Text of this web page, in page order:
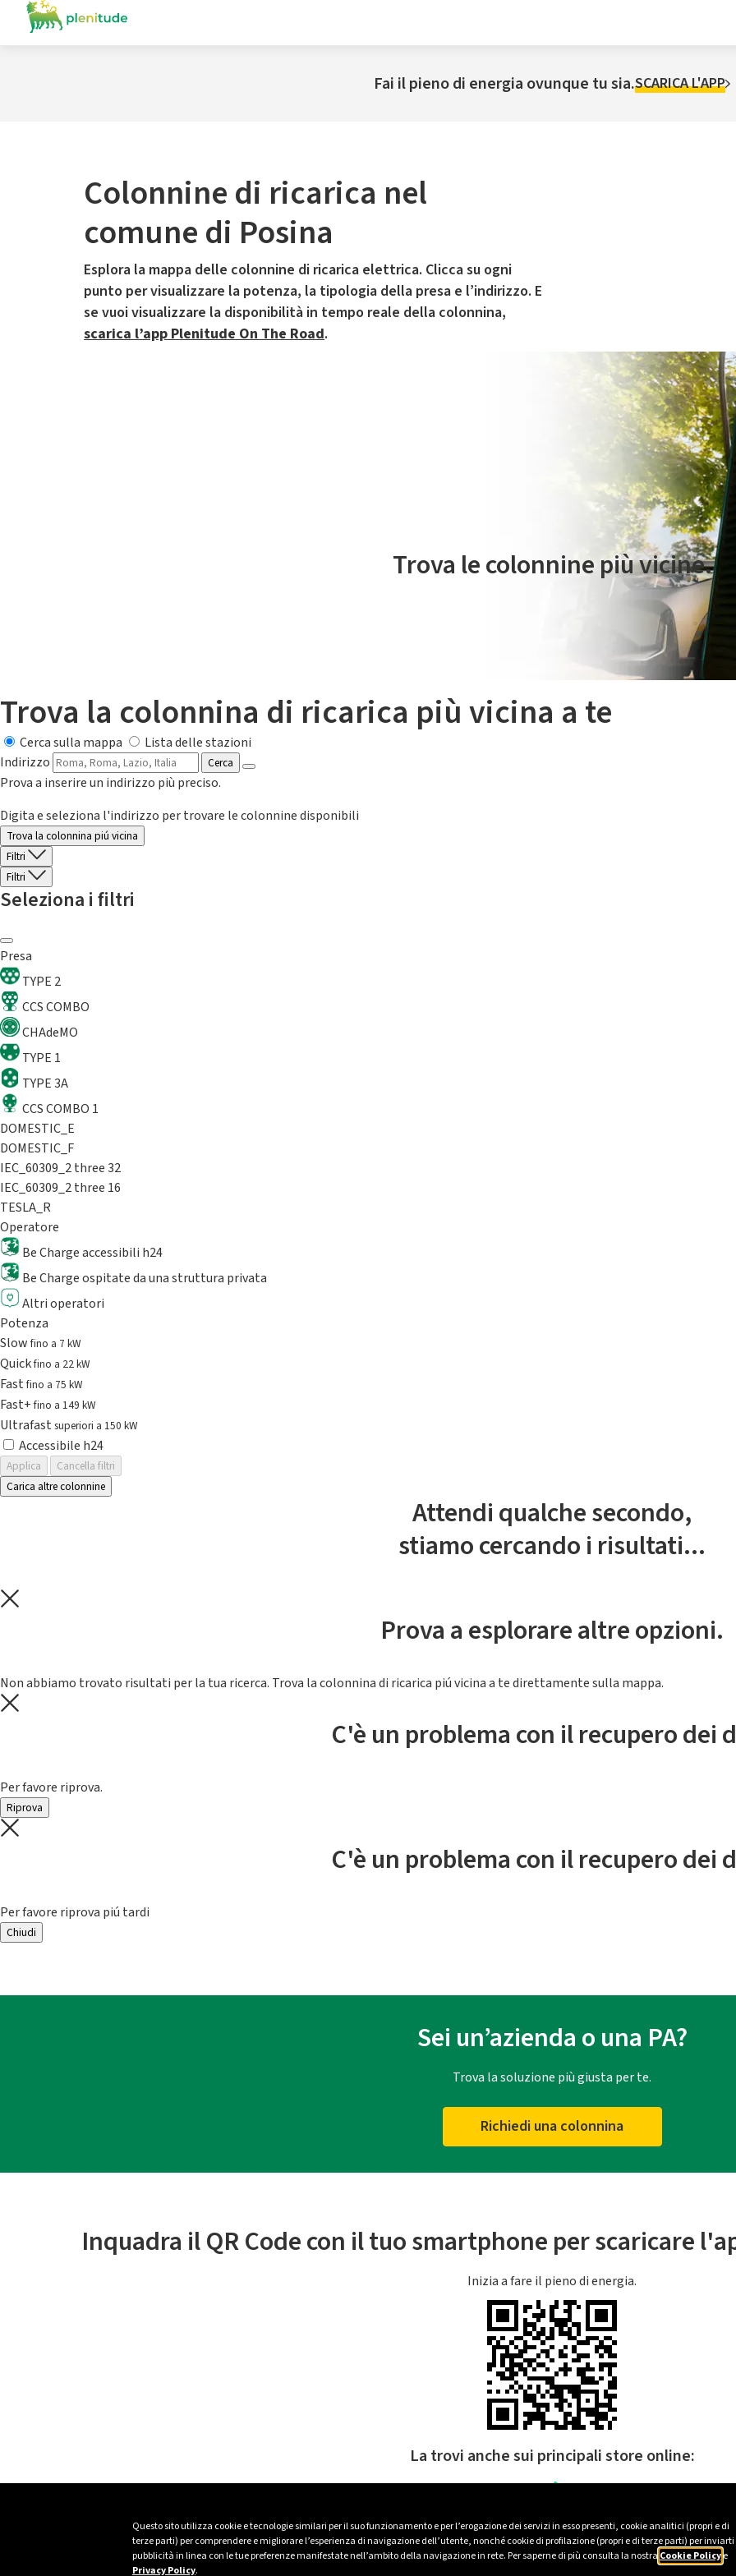
Questo sito utilizza cookie e tecnologie similari per il suo funzionamento e per l’erogazione dei servizi in esso presenti, cookie analitici (propri e di
terze parti) per comprendere e migliorare l’esperienza di navigazione dell’utente, nonché cookie di profilazione (propri e di terze parti) per inviarti
pubblicità in linea con le tue preferenze manifestate nell’ambito della navigazione in rete. Per saperne di più consulta la nostra Cookie Policye
Privacy Policy.
Fai il pieno di energia ovunque tu sia.SCARICA L'APP
Colonnine di ricarica nel
comune di Posina
Esplora la mappa delle colonnine di ricarica elettrica. Clicca su ogni
punto per visualizzare la potenza, la tipologia della presa e l’indirizzo. E
se vuoi visualizzare la disponibilità in tempo reale della colonnina,
scarica l’app Plenitude On The Road.
Il servizio di mobilità elettrica è gestito da Plenitude On The Road
Trova le colonnine più vicine.
Trova la colonnina di ricarica più vicina a te
Cerca sulla mappa
Lista delle stazioni
Indirizzo
Cerca
Prova a inserire un indirizzo più preciso.
Digita e seleziona l'indirizzo per trovare le colonnine disponibili
Trova la colonnina piú vicina
Filtri
Filtri
Seleziona i filtri
Presa
TYPE 2
CCS COMBO
CHAdeMO
TYPE 1
TYPE 3A
CCS COMBO 1
DOMESTIC_E
DOMESTIC_F
IEC_60309_2 three 32
IEC_60309_2 three 16
TESLA_R
Operatore
Be Charge accessibili h24
Be Charge ospitate da una struttura privata
Altri operatori
Potenza
Slowfino a 7 kW
Quickfino a 22 kW
Fastfino a 75 kW
Fast+fino a 149 kW
Ultrafast superiori a 150 kW
Accessibile h24
Applica
Cancella filtri
Carica altre colonnine
Attendi qualche secondo,
stiamo cercando i risultati...
Prova a esplorare altre opzioni.
Non abbiamo trovato risultati per la tua ricerca. Trova la colonnina di ricarica piú vicina a te direttamente sulla mappa.
C'è un problema con il recupero dei
Per favore riprova.
Riprova
C'è un problema con il recupero dei
Per favore riprova piú tardi
Chiudi
Sei un’azienda o una PA?
Trova la soluzione più giusta per te.
Richiedi una colonnina
Inquadra il QR Code con il tuo smartphone per scaricare
Inizia a fare il pieno di energia.
La trovi anche sui principali store online: